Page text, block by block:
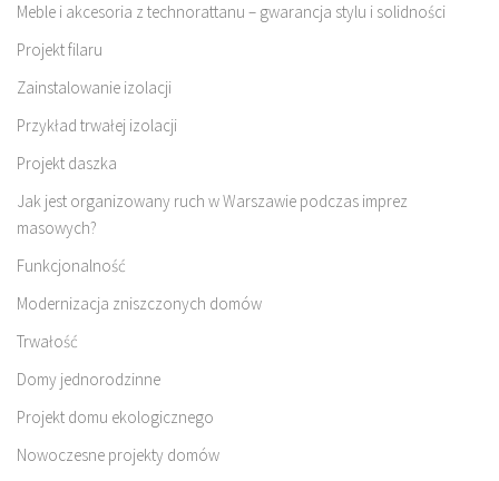
Meble i akcesoria z technorattanu – gwarancja stylu i solidności
Projekt filaru
Zainstalowanie izolacji
Przykład trwałej izolacji
Projekt daszka
Jak jest organizowany ruch w Warszawie podczas imprez
masowych?
Funkcjonalność
Modernizacja zniszczonych domów
Trwałość
Domy jednorodzinne
Projekt domu ekologicznego
Nowoczesne projekty domów